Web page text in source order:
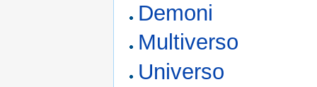
Demoni
Multiverso
Universo